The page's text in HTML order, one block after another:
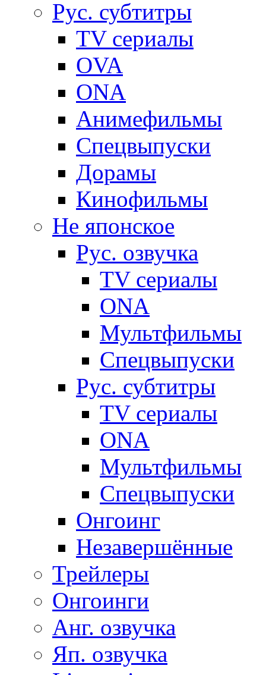
Рус. субтитры
TV сериалы
OVA
ONA
Анимефильмы
Спецвыпуски
Дорамы
Кинофильмы
Не японское
Рус. озвучка
TV сериалы
ONA
Мультфильмы
Спецвыпуски
Рус. субтитры
TV сериалы
ONA
Мультфильмы
Спецвыпуски
Онгоинг
Незавершённые
Трейлеры
Онгоинги
Анг. озвучка
Яп. озвучка